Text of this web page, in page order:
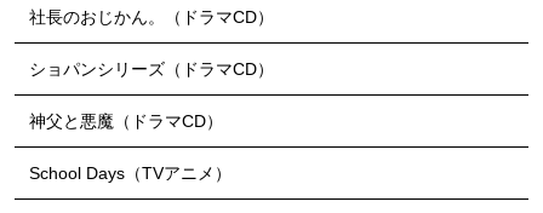
社長のおじかん。（ドラマCD）
ショパンシリーズ（ドラマCD）
神父と悪魔（ドラマCD）
School Days（TVアニメ）